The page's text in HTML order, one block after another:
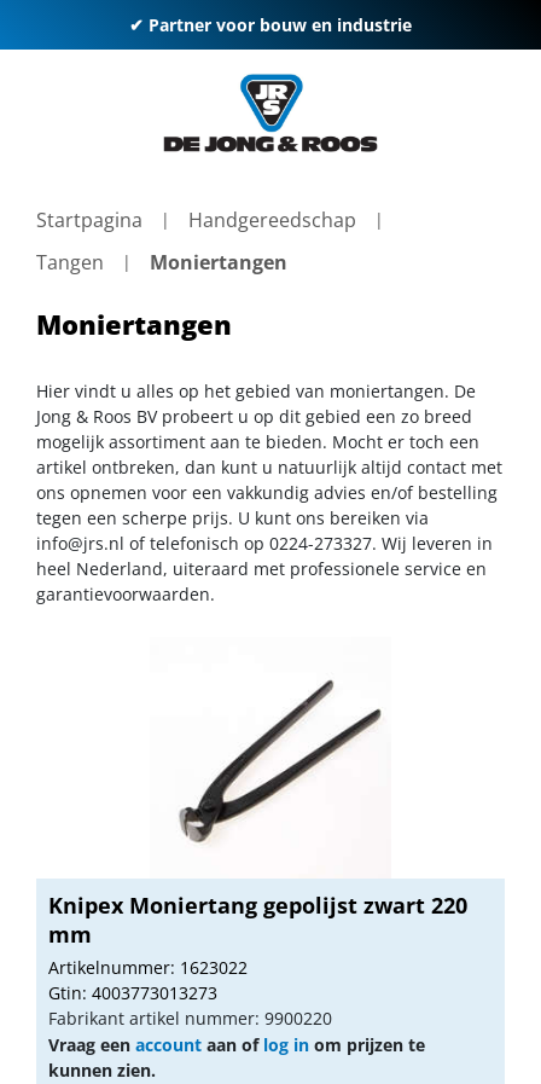
✔ Partner voor bouw en industrie
Startpagina
Handgereedschap
Tangen
Moniertangen
Moniertangen
Hier vindt u alles op het gebied van moniertangen. De
Jong & Roos BV probeert u op dit gebied een zo breed
mogelijk assortiment aan te bieden. Mocht er toch een
artikel ontbreken, dan kunt u natuurlijk altijd contact met
ons opnemen voor een vakkundig advies en/of bestelling
tegen een scherpe prijs. U kunt ons bereiken via
info@jrs.nl of telefonisch op 0224-273327. Wij leveren in
heel Nederland, uiteraard met professionele service en
garantievoorwaarden.
Knipex Moniertang gepolijst zwart 220
mm
Artikelnummer: 1623022
Gtin: 4003773013273
Fabrikant artikel nummer: 9900220
Vraag een account aan of log in om prijzen te
kunnen zien.